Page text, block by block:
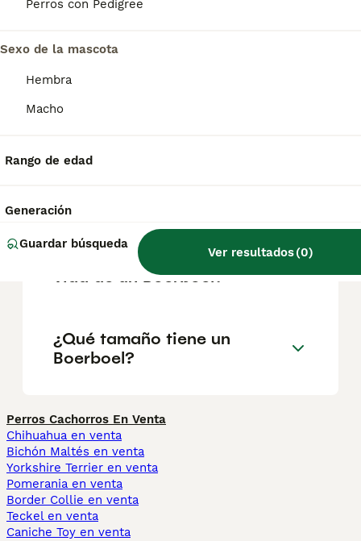
Perros con Pedigree
Sexo de la mascota
Hembra
Macho
Rango de edad
Generación
Guardar búsqueda
Ver resultados(0)
¿Cómo es el carácter de
¿Cuáles son las ventajas y
¿Cuál es la esperanza de
vida de un Boerboel?
¿Qué tamaño tiene un
Boerboel?
Perros Cachorros En Venta
Chihuahua en venta
Bichón Maltés en venta
Yorkshire Terrier en venta
Pomerania en venta
Border Collie en venta
Teckel en venta
Caniche Toy en venta